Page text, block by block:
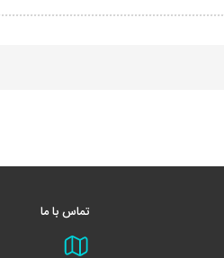
تماس با ما